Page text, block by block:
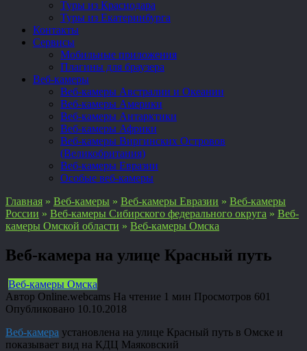
Туры из Краснодара
Туры из Екатеринбурга
Контакты
Сервисы
Мобильные приложения
Плагины для браузера
Веб-камеры
Веб-камеры Австралии и Океании
Веб-камеры Америки
Веб-камеры Антарктики
Веб-камеры Африки
Веб-камеры Виргинских Островов
(Великобритания)
Веб-камеры Евразии
Особые веб-камеры
Главная » Веб-камеры » Веб-камеры Евразии » Веб-камеры
России » Веб-камеры Сибирского федерального округа » Веб-
камеры Омской области » Веб-камеры Омска
Веб-камера на улице Красный путь
Веб-камеры Омска
Автор Online.webcams На чтение 1 мин Просмотров 601
Опубликовано 10.10.2018
Веб-камера установлена на улице Красный путь в Омске и
показывает вид на КДЦ Маяковский